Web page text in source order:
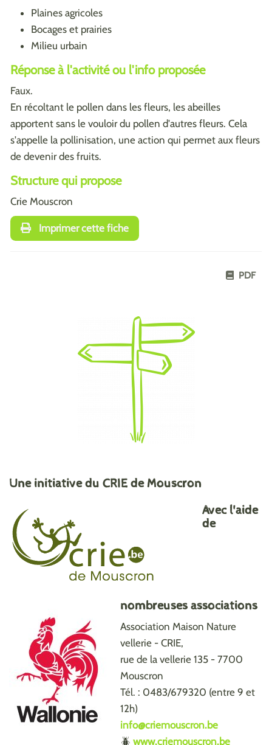
Plaines agricoles
Bocages et prairies
Milieu urbain
Réponse à l'activité ou l'info proposée
Faux.
En récoltant le pollen dans les fleurs, les abeilles
apportent sans le vouloir du pollen d'autres fleurs. Cela
s'appelle la pollinisation, une action qui permet aux fleurs
de devenir des fruits.
Structure qui propose
Crie Mouscron
Imprimer cette fiche
PDF
Une initiative du CRIE de Mouscron
Avec l'aide
de
nombreuses associations
Association Maison Nature
vellerie - CRIE,
rue de la vellerie 135 - 7700
Mouscron
Tél. : 0483/679320 (entre 9 et
12h)
info@criemouscron.be
🪲 www.criemouscron.be